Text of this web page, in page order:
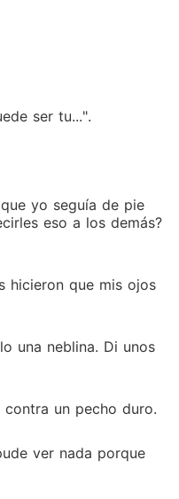
ser tu...".
yo seguía de pie
eso a los demás?
hicieron que mis ojos
una neblina. Di unos
un pecho duro.
ver nada porque